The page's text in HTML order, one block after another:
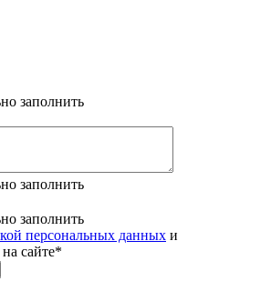
заполнить
заполнить
заполнить
персональных данных и
сайте*